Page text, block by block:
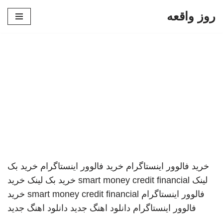
روز واقعه
خرید فالوور اینستاگرام خرید فالوور اینستاگرام خرید بک
لینک smart money credit financial خرید بک لینک خرید
فالوور اینستاگرام smart money credit financial خرید
فالوور اینستاگرام دانلود اهنگ جدید دانلود اهنگ جدید